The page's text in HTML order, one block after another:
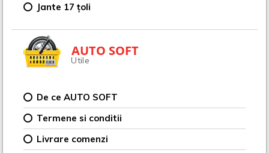
Jante 17 țoli
AUTO SOFT
Utile
De ce AUTO SOFT
Termene si conditii
Livrare comenzi